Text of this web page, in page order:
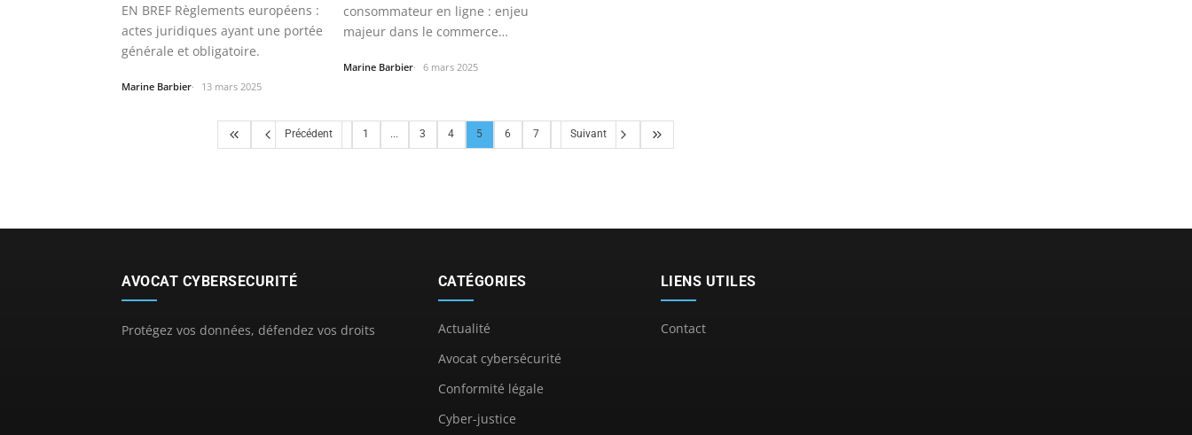
EN BREF Règlements européens :
actes juridiques ayant une portée
générale et obligatoire.
Marine Barbier 13 mars 2025
consommateur en ligne : enjeu
majeur dans le commerce
Marine Barbier 6 mars 2025
Précédent 1 ... 3 4 5 6 7 Suivant
AVOCAT CYBERSECURITÉ
Protégez vos données, défendez vos droits
CATÉGORIES
Actualité
Avocat cybersécurité
Conformité légale
Cyber-justice
LIENS UTILES
Contact